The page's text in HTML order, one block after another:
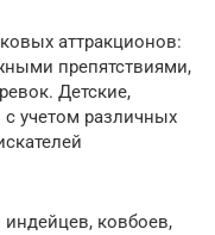
аттракционов:
препятствиями,
Детские,
учетом различных
индейцев, ковбоев,